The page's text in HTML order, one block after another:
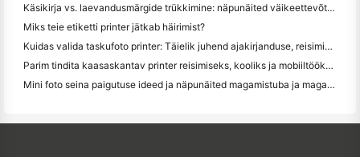
Käsikirja vs. laevandusmärgide trükkimine: näpunäited väikeettevõtetele 2026. aastal
Miks teie etiketti printer jätkab häirimist?
Kuidas valida taskufoto printer: Täielik juhend ajakirjanduse, reisimise ja iPhone'i kasutajatele
Parim tindita kaasaskantav printer reisimiseks, kooliks ja mobiiltööks: Hanin MT620 Pro ülevaade
Mini foto seina paigutuse ideed ja näpunäited magamistuba ja magamistuba kaunistamiseks